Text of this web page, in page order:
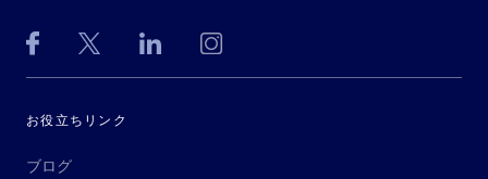
お役立ちリンク
ブログ